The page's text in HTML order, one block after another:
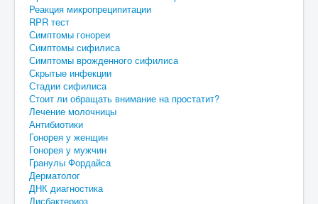
Реакция микропреципитации
RPR тест
Симптомы гонореи
Симптомы сифилиса
Симптомы врожденного сифилиса
Скрытые инфекции
Стадии сифилиса
Стоит ли обращать внимание на простатит?
Лечение молочницы
Антибиотики
Гонорея у женщин
Гонорея у мужчин
Гранулы Фордайса
Дерматолог
ДНК диагностика
Дисбактериоз